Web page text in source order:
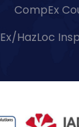
CompEx
Ex/HazLoc